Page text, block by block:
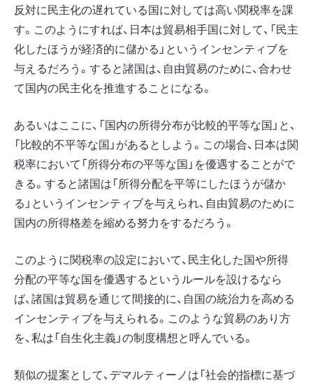
反対に民主化の遅れている国に対しては高い関税率を課
す。このようにすれば、日本は貿易相手国に対して、「民主
化したほうが経済的に儲かる」というインセンティブを
与えるだろう。すると諸国は、自由貿易のために、合わせ
て国内の民主化を推進することになる。
あるいはここに、「国内の所得分布が比較的平等な国」と、
「比較的不平等な国」があるとしよう。この場合、日本は関
税率において「所得分布の平等な国」を優遇することがで
きる。すると諸国は「所得分配を平等にしたほうが儲か
る」というインセンティブを与えられ、自由貿易のために
国内の所得格差を縮める努力をするだろう。
このように関税率の設定において、民主化した国や所得
分配の平等な国を優遇するというルールを設けるなら
ば、諸国は貿易を通じて間接的に、自国の統治力を高める
インセンティブを与えられる。このような貿易のあり方
を、私は「自生化主義」の制度構想と呼んでいる。
類似の提案として、デマルティーノは「社会的指標に基づ